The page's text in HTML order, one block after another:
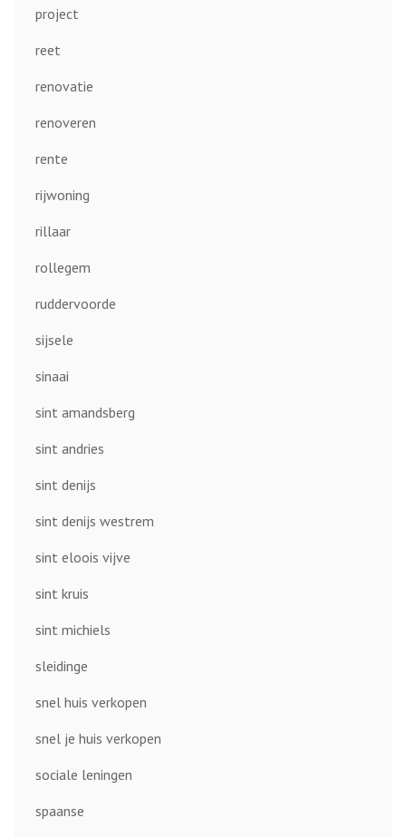
project
reet
renovatie
renoveren
rente
rijwoning
rillaar
rollegem
ruddervoorde
sijsele
sinaai
sint amandsberg
sint andries
sint denijs
sint denijs westrem
sint eloois vijve
sint kruis
sint michiels
sleidinge
snel huis verkopen
snel je huis verkopen
sociale leningen
spaanse